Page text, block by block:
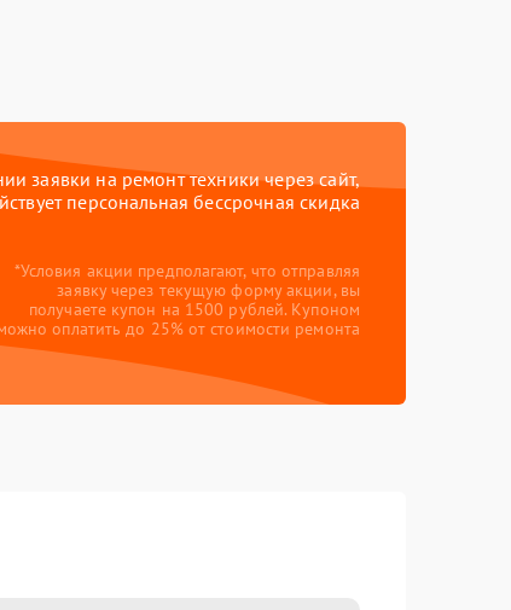
заявки на ремонт техники через сайт,
персональная бессрочная скидка
*Условия акции предполагают, что отправляя
заявку через текущую форму акции, вы
получаете купон на 1500 рублей. Купоном
оплатить до 25% от стоимости ремонта